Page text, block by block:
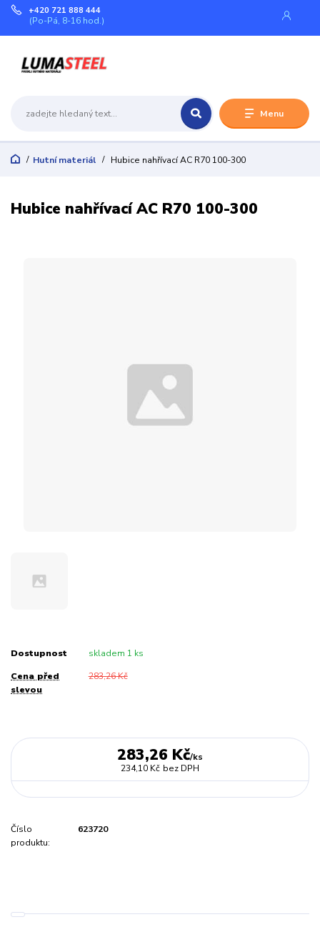
Menu
+420 721 888 444
(Po-Pá, 8-16 hod.)
Hutní materiál Hubice nahřívací AC R70 100-300
Hubice nahřívací AC R70 100-300
Dostupnost skladem 1 ks
Cena před
slevou
283,26 Kč
283,26 Kč/ks
234,10 Kč bez DPH
Číslo
produktu:
623720